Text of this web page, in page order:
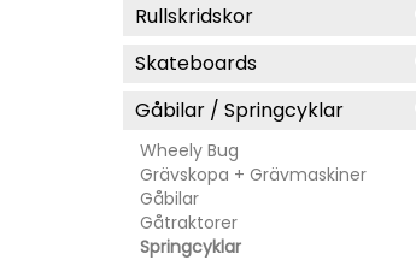
Rullskridskor
Skateboards
Gåbilar / Springcyklar
Wheely Bug
Grävskopa + Grävmaskiner
Gåbilar
Gåtraktorer
Springcyklar